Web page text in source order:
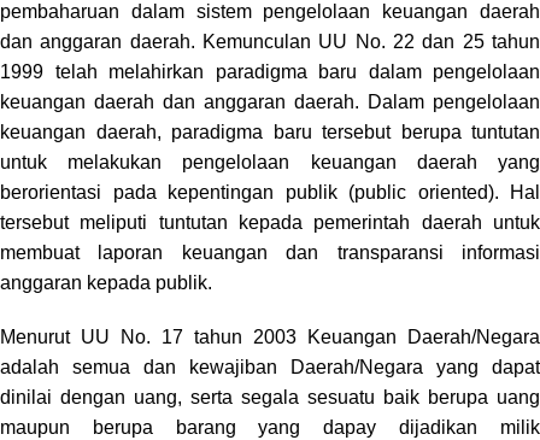
pembaharuan dalam sistem pengelolaan keuangan daerah
dan anggaran daerah. Kemunculan UU No. 22 dan 25 tahun
1999 telah melahirkan paradigma baru dalam pengelolaan
keuangan daerah dan anggaran daerah. Dalam pengelolaan
keuangan daerah, paradigma baru tersebut berupa tuntutan
untuk melakukan pengelolaan keuangan daerah yang
berorientasi pada kepentingan publik (public oriented). Hal
tersebut meliputi tuntutan kepada pemerintah daerah untuk
membuat laporan keuangan dan transparansi informasi
anggaran kepada publik.
Menurut UU No. 17 tahun 2003 Keuangan Daerah/Negara
adalah semua dan kewajiban Daerah/Negara yang dapat
dinilai dengan uang, serta segala sesuatu baik berupa uang
maupun berupa barang yang dapay dijadikan milik